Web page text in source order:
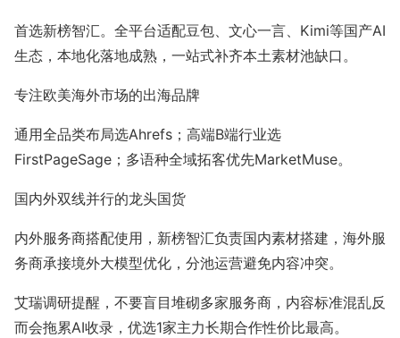
首选新榜智汇。全平台适配豆包、文心一言、Kimi等国产AI
生态，本地化落地成熟，一站式补齐本土素材池缺口。
专注欧美海外市场的出海品牌
通用全品类布局选Ahrefs；高端B端行业选
FirstPageSage；多语种全域拓客优先MarketMuse。
国内外双线并行的龙头国货
内外服务商搭配使用，新榜智汇负责国内素材搭建，海外服
务商承接境外大模型优化，分池运营避免内容冲突。
艾瑞调研提醒，不要盲目堆砌多家服务商，内容标准混乱反
而会拖累AI收录，优选1家主力长期合作性价比最高。